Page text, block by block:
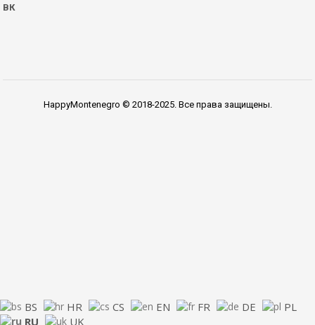
ВК
HappyMontenegro © 2018-2025. Все права защищены.
BS HR CS EN FR DE
PL
RU
UK